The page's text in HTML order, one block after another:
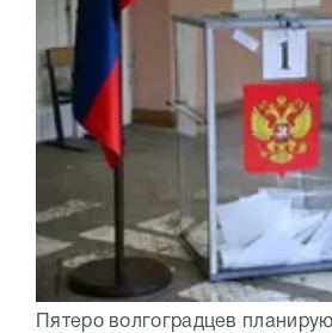
Пятеро волгоградцев